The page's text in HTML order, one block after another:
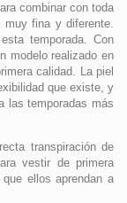
combinar con toda
muy fina y diferente.
temporada. Con
modelo realizado en
calidad. La piel
que existe, y
las temporadas más
transpiración de
vestir de primera
ellos aprendan a